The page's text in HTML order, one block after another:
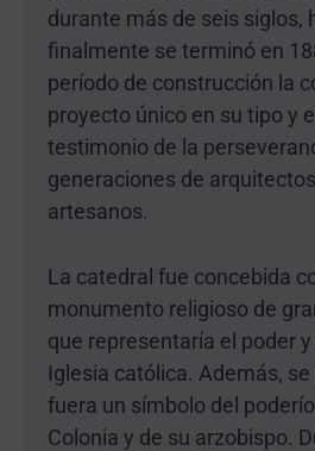
durante más de seis siglos,
finalmente se terminó en
período de construcción la
proyecto único en su tipo y
testimonio de la
generaciones de
artesanos.
La catedral fue concebida
monumento religioso de
que representaría el poder
Iglesia católica. Además,
fuera un símbolo del
Colonia y de su arzobispo.